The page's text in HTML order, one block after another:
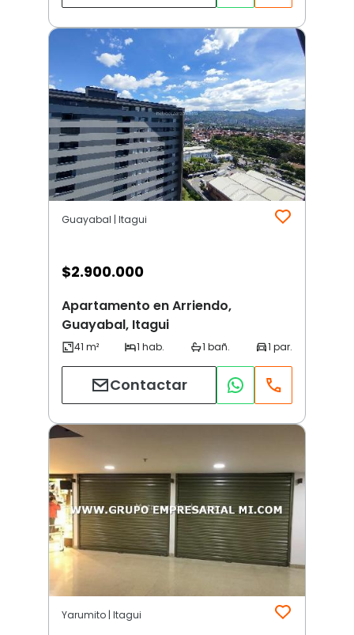
Guayabal | Itagui
$2.900.000
Apartamento en Arriendo,
Guayabal, Itagui
Contactar
Yarumito | Itagui